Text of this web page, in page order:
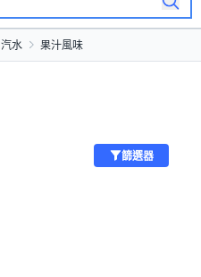
汽水 果汁風味
篩選器